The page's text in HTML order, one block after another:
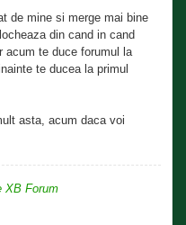
de mine si merge mai bine
din cand in cand
acum te duce forumul la
te ducea la primul
asta, acum daca voi
XB Forum